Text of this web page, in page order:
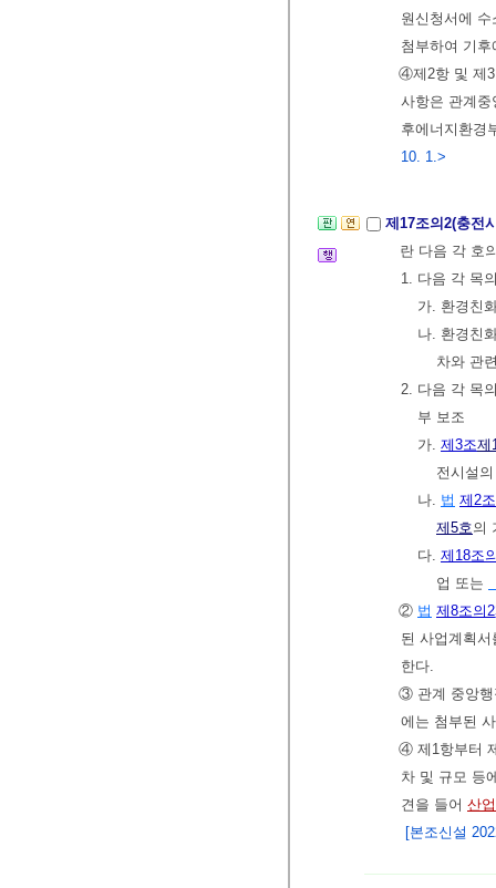
원신청서에
첨부하여 기
④제2항 및 제3
사항은 관계
후에너지환경
10. 1.>
제17조의2(충전
란 다음 각 호
1. 다음 각 목
가. 환경친
나. 환경친
차와 관
2. 다음 각 목
부 보조
가. 제3조제
전시설
나. 법 제2조
제5호의
다. 제18조
업 또는
② 법 제8조의2
된 사업계획
한다.
③ 관계 중앙행
에는 첨부된
④ 제1항부터
차 및 규모 등
견을 들어 산
[본조신설